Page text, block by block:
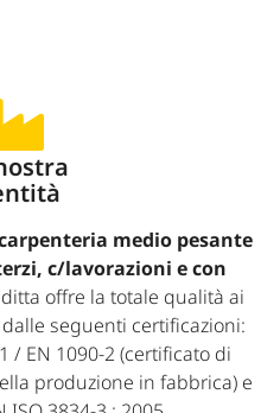
medio pesante
c/lavorazioni e con
ditta offre la totale qualità ai
seguenti certificazioni:
/ EN 1090-2 (certificato di
produzione in fabbrica) e